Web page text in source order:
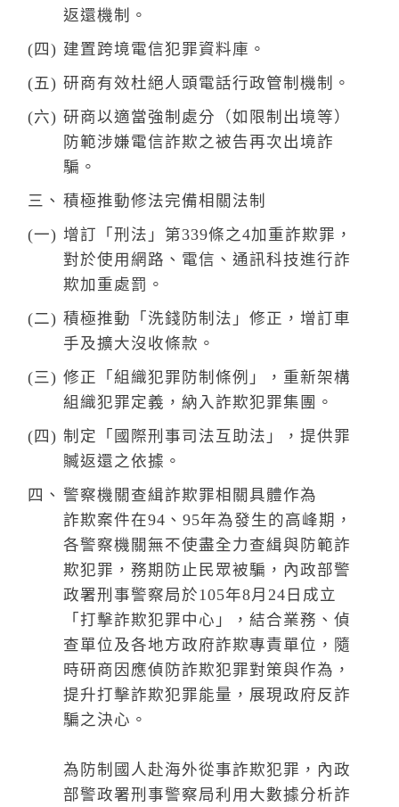
返還機制。
建置跨境電信犯罪資料庫。
研商有效杜絕人頭電話行政管制機制。
研商以適當強制處分（如限制出境等）
防範涉嫌電信詐欺之被告再次出境詐
騙。
積極推動修法完備相關法制
增訂「刑法」第339條之4加重詐欺罪，
對於使用網路、電信、通訊科技進行詐
欺加重處罰。
積極推動「洗錢防制法」修正，增訂車
手及擴大沒收條款。
修正「組織犯罪防制條例」，重新架構
組織犯罪定義，納入詐欺犯罪集團。
制定「國際刑事司法互助法」，提供罪
贓返還之依據。
警察機關查緝詐欺罪相關具體作為
詐欺案件在94、95年為發生的高峰期，
各警察機關無不使盡全力查緝與防範詐
欺犯罪，務期防止民眾被騙，內政部警
政署刑事警察局於105年8月24日成立
「打擊詐欺犯罪中心」，結合業務、偵
查單位及各地方政府詐欺專責單位，隨
時研商因應偵防詐欺犯罪對策與作為，
提升打擊詐欺犯罪能量，展現政府反詐
騙之決心。
為防制國人赴海外從事詐欺犯罪，內政
部警政署刑事警察局利用大數據分析詐